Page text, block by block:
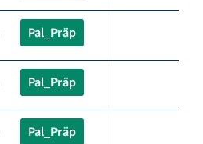
Pal_Präp
Pal_Präp
Pal_Präp